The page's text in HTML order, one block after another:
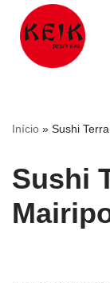
Pular
para
Início » Sushi
Sushi